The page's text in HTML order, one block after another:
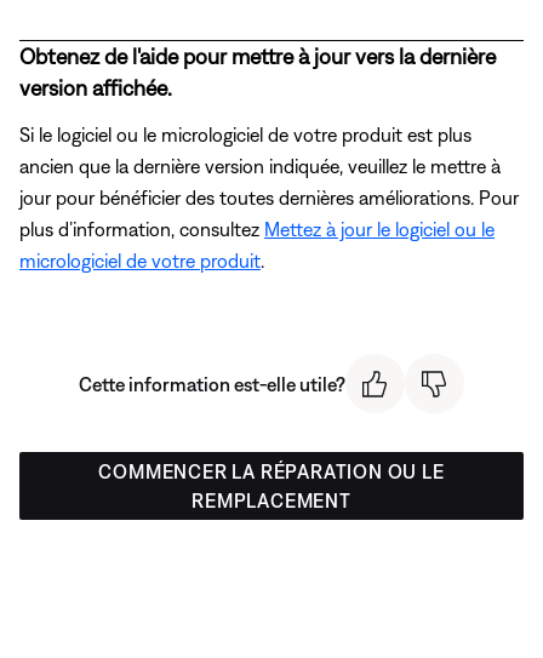
Obtenez de l'aide pour mettre à jour vers la dernière
version affichée.
Si le logiciel ou le micrologiciel de votre produit est plus
ancien que la dernière version indiquée, veuillez le mettre à
jour pour bénéficier des toutes dernières améliorations. Pour
plus d’information, consultez Mettez à jour le logiciel ou le
micrologiciel de votre produit.
Cette information est-elle utile?
COMMENCER LA RÉPARATION OU LE
REMPLACEMENT